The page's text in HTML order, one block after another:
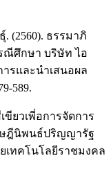
(2560). ธรรมาภิ
ณีศึกษา บริษัท ไอ
รและนําเสนอผล
589.
ขียวเพี่อการจัดการ
ษฎีนิพนธ์ปริญญารัฐ
ทคโนโลยีราชมงคล